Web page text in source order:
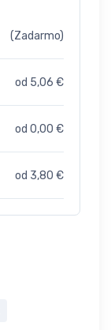
(Zadarmo)
od 5,06 €
od 0,00 €
od 3,80 €